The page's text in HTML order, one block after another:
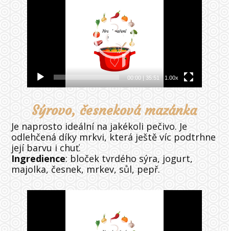
00:00 | 35:51 1.00x
Sýrovo, česneková mazánka
Je naprosto ideální na jakékoli pečivo. Je
odlehčená díky mrkvi, která ještě víc podtrhne
její barvu i chuť.
Ingredience: bloček tvrdého sýra, jogurt,
majolka, česnek, mrkev, sůl, pepř.